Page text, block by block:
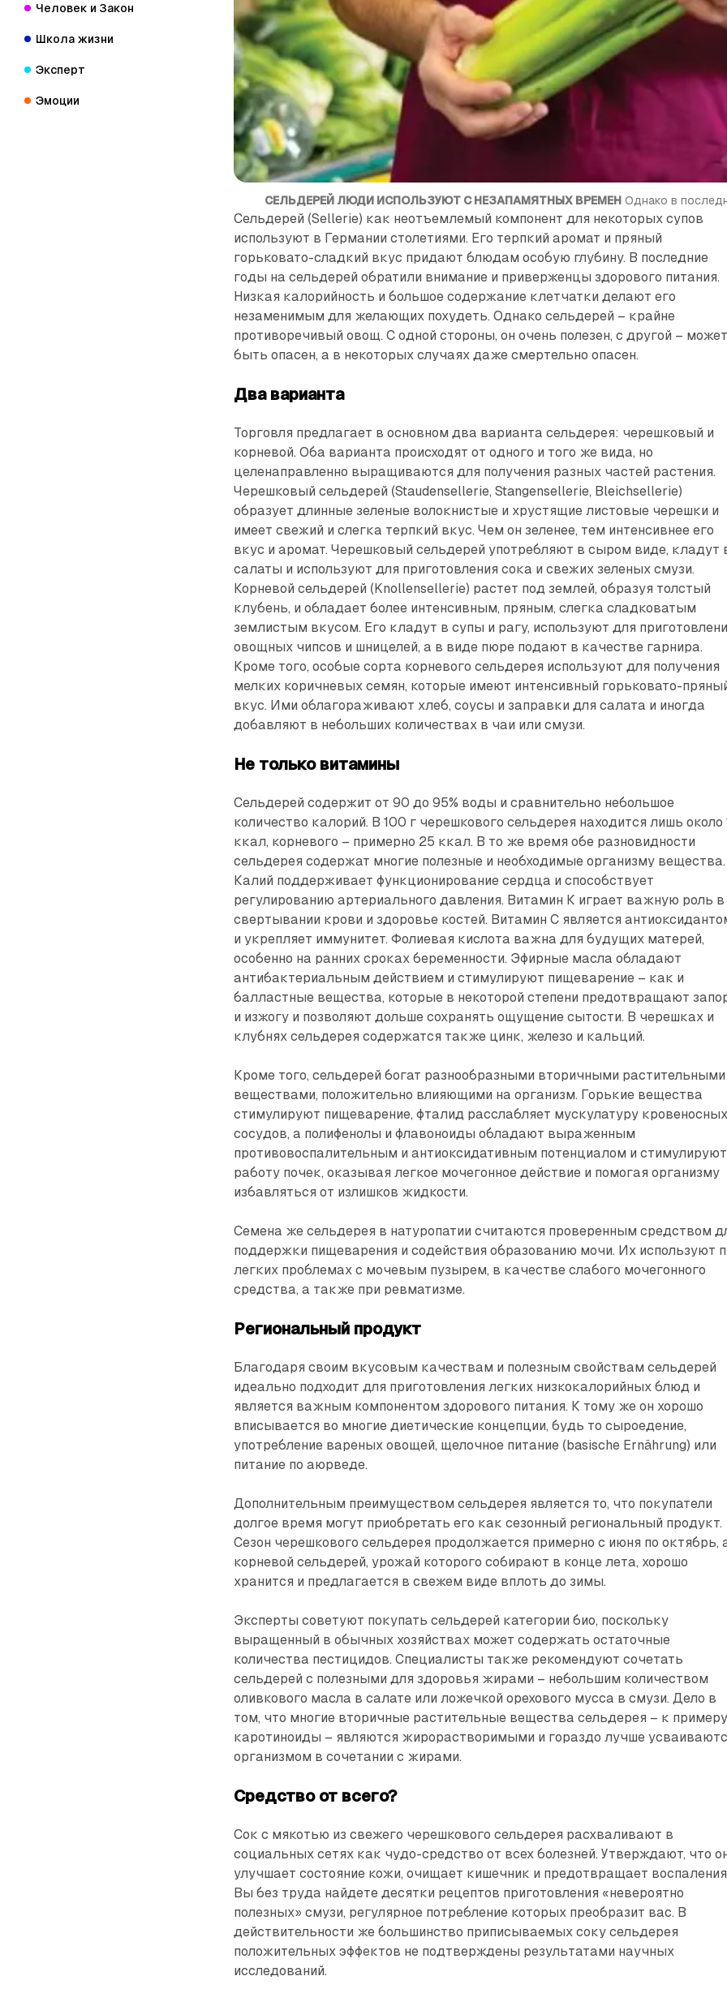
Человек и Закон
Школа жизни
Эксперт
Эмоции
СЕЛЬДЕРЕЙ ЛЮДИ ИСПОЛЬЗУЮТ С НЕЗАПАМЯТНЫХ ВРЕМЕН Однако в
Сельдерей (Sellerie) как неотъемлемый компонент для некоторых супов
используют в Германии столетиями. Его терпкий аромат и пряный
горьковато-сладкий вкус придают блюдам особую глубину. В последние
годы на сельдерей обратили внимание и приверженцы здорового питания.
Низкая калорийность и большое содержание клетчатки делают его
незаменимым для желающих похудеть. Однако сельдерей – крайне
противоречивый овощ. С одной стороны, он очень полезен, с другой – может
быть опасен, а в некоторых случаях даже смертельно опасен.
Два варианта
Торговля предлагает в основном два варианта сельдерея: черешковый и
корневой. Оба варианта происходят от одного и того же вида, но
целенаправленно выращиваются для получения разных частей растения.
Черешковый сельдерей (Staudensellerie, Stangensellerie, Bleichsellerie)
образует длинные зеленые волокнистые и хрустящие листовые черешки и
имеет свежий и слегка терпкий вкус. Чем он зеленее, тем интенсивнее его
вкус и аромат. Черешковый сельдерей употребляют в сыром виде, кладут
салаты и используют для приготовления сока и свежих зеленых смузи.
Корневой сельдерей (Knollensellerie) растет под землей, образуя толстый
клубень, и обладает более интенсивным, пряным, слегка сладковатым
землистым вкусом. Его кладут в супы и рагу, используют для
овощных чипсов и шницелей, а в виде пюре подают в качестве гарнира.
Кроме того, особые сорта корневого сельдерея используют для получения
мелких коричневых семян, которые имеют интенсивный горьковато-
вкус. Ими облагораживают хлеб, соусы и заправки для салата и иногда
добавляют в небольших количествах в чаи или смузи.
Не только витамины
Сельдерей содержит от 90 до 95% воды и сравнительно небольшое
количество калорий. В 100 г черешкового сельдерея находится лишь около
ккал, корневого – примерно 25 ккал. В то же время обе разновидности
сельдерея содержат многие полезные и необходимые организму вещества.
Калий поддерживает функционирование сердца и способствует
регулированию артериального давления. Витамин К играет важную роль в
свертывании крови и здоровье костей. Витамин С является
и укрепляет иммунитет. Фолиевая кислота важна для будущих матерей,
особенно на ранних сроках беременности. Эфирные масла обладают
антибактериальным действием и стимулируют пищеварение – как и
балластные вещества, которые в некоторой степени предотвращают
и изжогу и позволяют дольше сохранять ощущение сытости. В черешках и
клубнях сельдерея содержатся также цинк, железо и кальций.
Кроме того, сельдерей богат разнообразными вторичными растительными
веществами, положительно влияющими на организм. Горькие вещества
стимулируют пищеварение, фталид расслабляет мускулатуру кровеносных
сосудов, а полифенолы и флавоноиды обладают выраженным
противовоспалительным и антиоксидативным потенциалом и стимулируют
работу почек, оказывая легкое мочегонное действие и помогая организму
избавляться от излишков жидкости.
Семена же сельдерея в натуропатии считаются проверенным средством
поддержки пищеварения и содействия образованию мочи. Их используют
легких проблемах с мочевым пузырем, в качестве слабого мочегонного
средства, а также при ревматизме.
Региональный продукт
Благодаря своим вкусовым качествам и полезным свойствам сельдерей
идеально подходит для приготовления легких низкокалорийных блюд и
является важным компонентом здорового питания. К тому же он хорошо
вписывается во многие диетические концепции, будь то сыроедение,
употребление вареных овощей, щелочное питание (basische Ernährung) или
питание по аюрведе.
Дополнительным преимуществом сельдерея является то, что покупатели
долгое время могут приобретать его как сезонный региональный продукт.
Сезон черешкового сельдерея продолжается примерно с июня по октябрь,
корневой сельдерей, урожай которого собирают в конце лета, хорошо
хранится и предлагается в свежем виде вплоть до зимы.
Эксперты советуют покупать сельдерей категории био, поскольку
выращенный в обычных хозяйствах может содержать остаточные
количества пестицидов. Специалисты также рекомендуют сочетать
сельдерей с полезными для здоровья жирами – небольшим количеством
оливкового масла в салате или ложечкой орехового мусса в смузи. Дело в
том, что многие вторичные растительные вещества сельдерея – к
каротиноиды – являются жирорастворимыми и гораздо лучше
организмом в сочетании с жирами.
Средство от всего?
Сок с мякотью из свежего черешкового сельдерея расхваливают в
социальных сетях как чудо-средство от всех болезней. Утверждают, что
улучшает состояние кожи, очищает кишечник и предотвращает
Вы без труда найдете десятки рецептов приготовления «невероятно
полезных» смузи, регулярное потребление которых преобразит вас. В
действительности же большинство приписываемых соку сельдерея
положительных эффектов не подтверждены результатами научных
исследований.